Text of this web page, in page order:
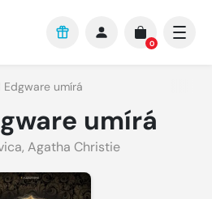
0
Edgware umírá
umírá
, Agatha Christie